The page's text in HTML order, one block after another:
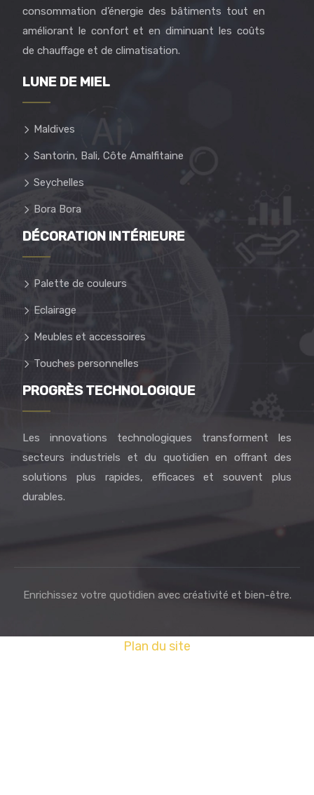
consommation d’énergie des bâtiments tout en
améliorant le confort et en diminuant les coûts
de chauffage et de climatisation.
LUNE DE MIEL
Maldives
Santorin, Bali, Côte Amalfitaine
Seychelles
Bora Bora
DÉCORATION INTÉRIEURE
Palette de couleurs
Eclairage
Meubles et accessoires
Touches personnelles
PROGRÈS TECHNOLOGIQUE
Les innovations technologiques transforment les
secteurs industriels et du quotidien en offrant des
solutions plus rapides, efficaces et souvent plus
durables.
Enrichissez votre quotidien avec créativité et bien-être.
Plan du site